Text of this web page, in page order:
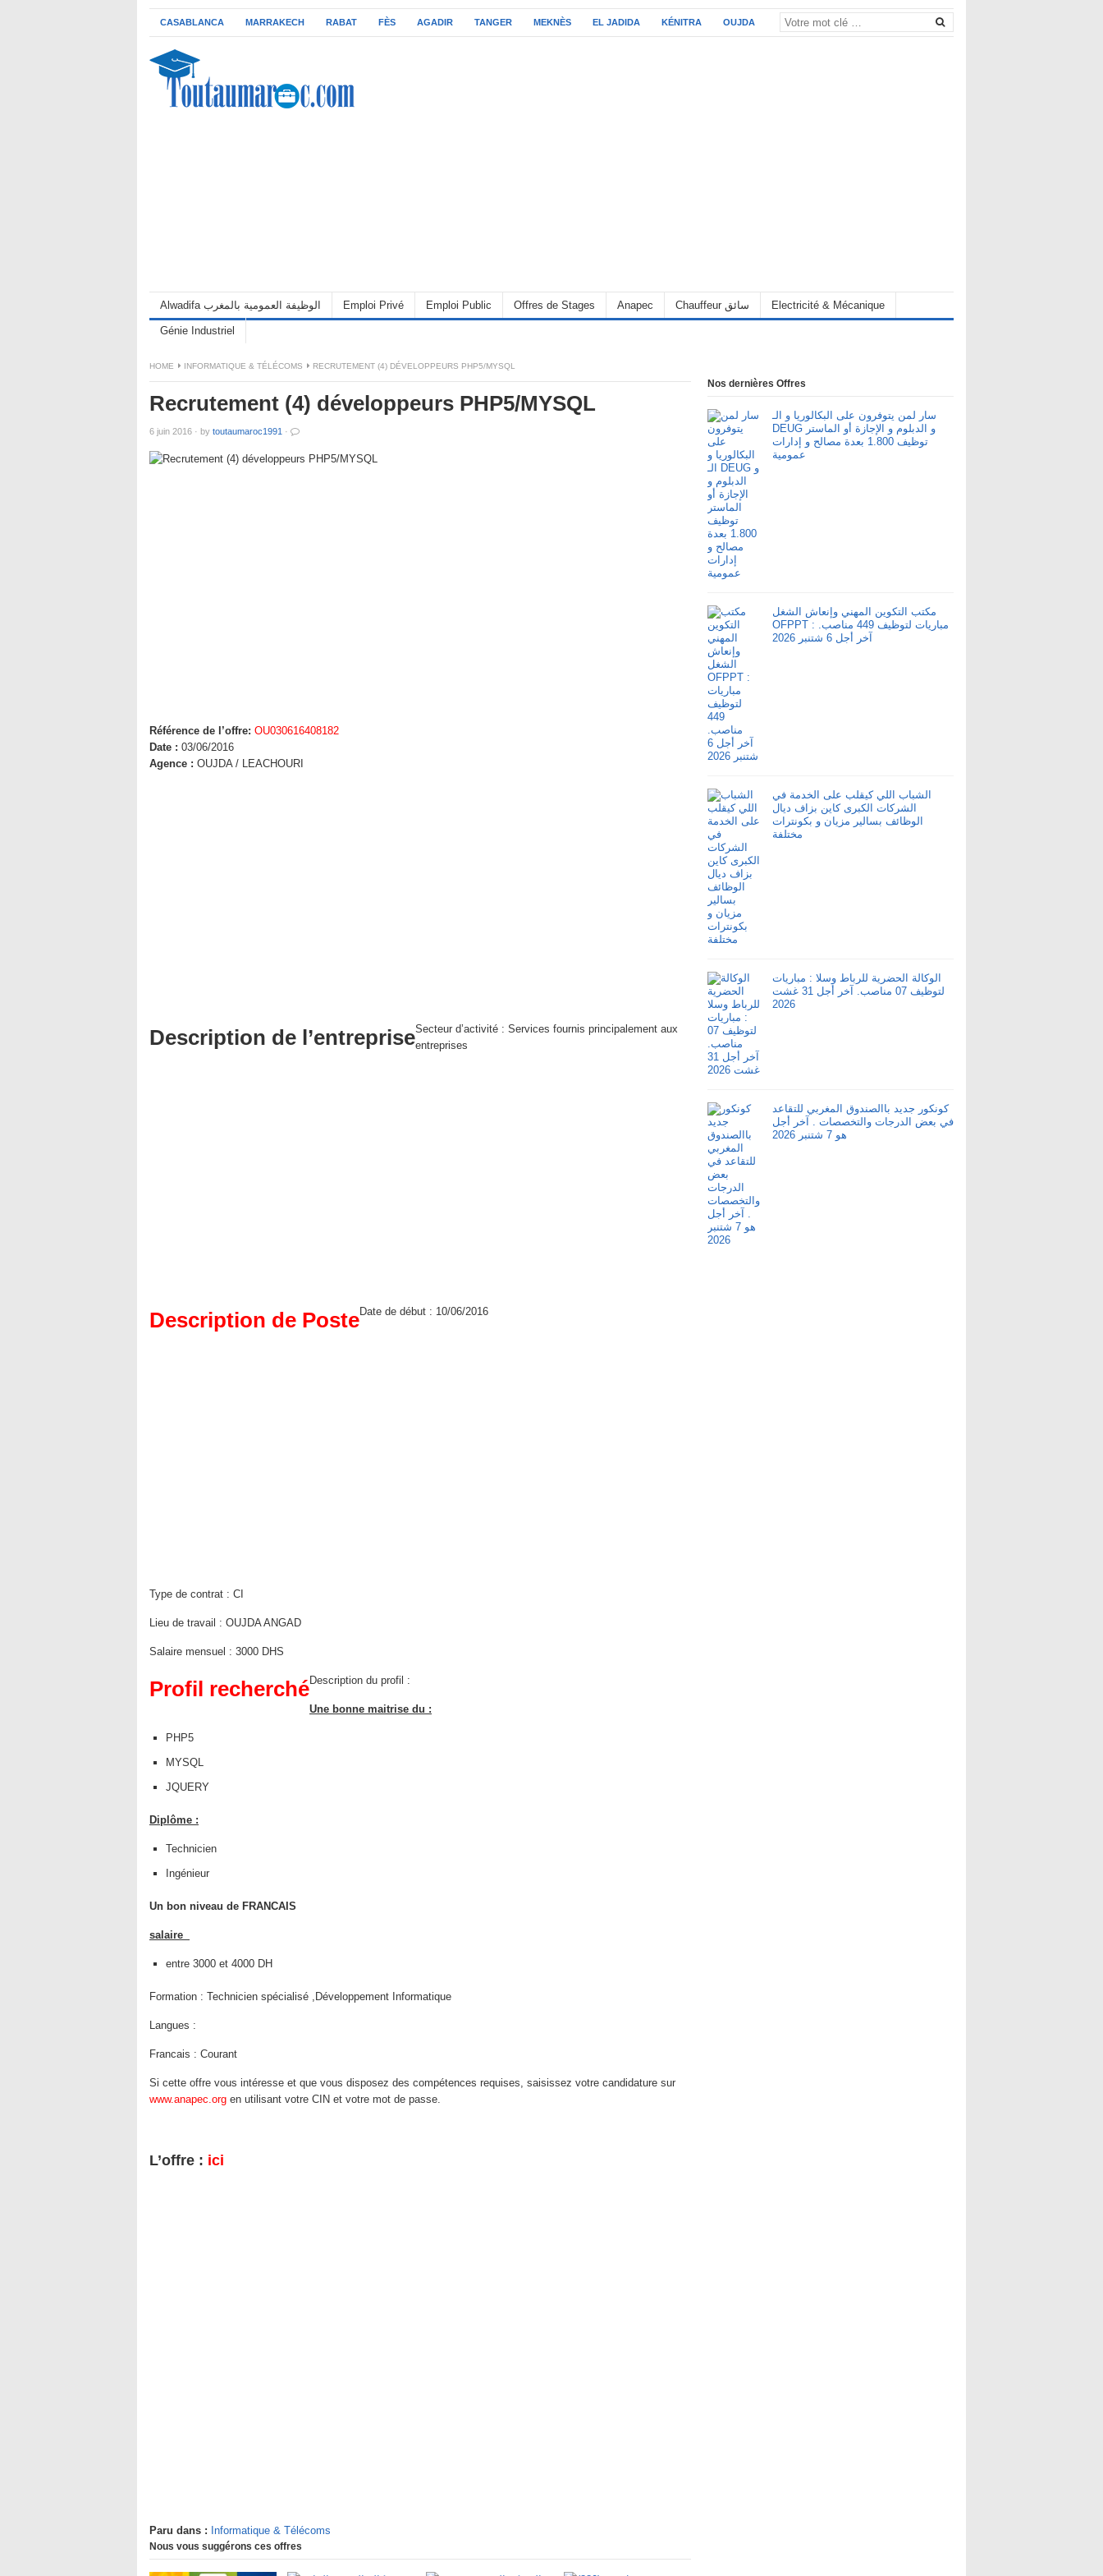
CASABLANCA MARRAKECH RABAT FÈS AGADIR TANGER MEKNÈS EL JADIDA KÉNITRA OUJDA
Alwadifa الوظيفة العمومية بالمغرب Emploi Privé Emploi Public Offres de Stages Anapec Chauffeur سائق Electricité & Mécanique
Génie Industriel
HOME INFORMATIQUE & TÉLÉCOMS RECRUTEMENT (4) DÉVELOPPEURS PHP5/MYSQL
Recrutement (4) développeurs PHP5/MYSQL
6 juin 2016 · by toutaumaroc1991 ·
Référence de l’offre: OU030616408182
Date : 03/06/2016
Agence : OUJDA / LEACHOURI
Description de l’entrepriseSecteur d’activité : Services fournis principalement aux
entreprises
Description de PosteDate de début : 10/06/2016
Type de contrat : CI
Lieu de travail : OUJDA ANGAD
Salaire mensuel : 3000 DHS
Profil recherchéDescription du profil :
Une bonne maitrise du :
PHP5
MYSQL
JQUERY
Diplôme :
Technicien
Ingénieur
Un bon niveau de FRANCAIS
salaire
entre 3000 et 4000 DH
Formation : Technicien spécialisé ,Développement Informatique
Langues :
Francais : Courant
Si cette offre vous intéresse et que vous disposez des compétences requises, saisissez votre candidature sur
www.anapec.org en utilisant votre CIN et votre mot de passe.
L’offre : ici
Paru dans : Informatique & Télécoms
Nous vous suggérons ces offres
Nos dernières Offres
سار لمن يتوفرون على البكالوريا و الـ
DEUG و الدبلوم و الإجازة أو الماستر
توظيف 1.800 بعدة مصالح و إدارات
عمومية
مكتب التكوين المهني وإنعاش الشغل
OFPPT : مباريات لتوظيف 449 مناصب.
آخر أجل 6 شتنبر 2026
الشباب اللي كيقلب على الخدمة في
الشركات الكبرى كاين بزاف ديال
الوظائف بسالير مزيان و بكونترات
مختلفة
الوكالة الحضرية للرباط وسلا : مباريات
لتوظيف 07 مناصب. آخر أجل 31 غشت
2026
كونكور جديد باالصندوق المغربي للتقاعد
في بعض الدرجات والتخصصات . آخر أجل
هو 7 شتنبر 2026